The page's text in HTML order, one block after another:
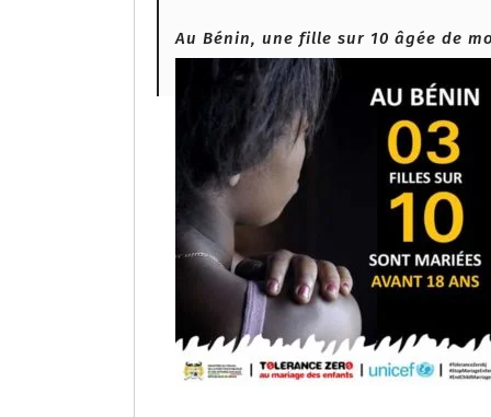
Au Bénin, une fille sur 10 âgée de